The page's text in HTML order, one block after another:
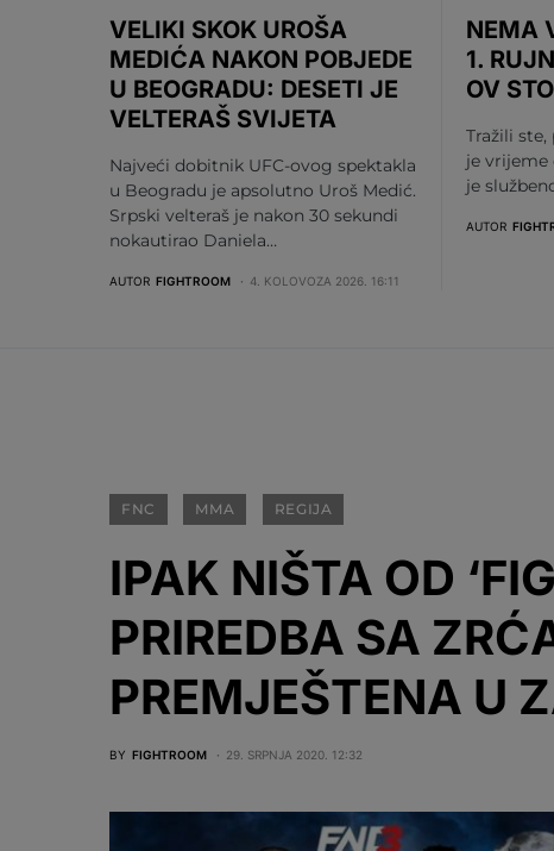
VELIKI SKOK UROŠA
MEDIĆA NAKON POBJEDE
U BEOGRADU: DESETI JE
VELTERAŠ SVIJETA
Najveći dobitnik UFC-ovog spektakla
u Beogradu je apsolutno Uroš Medić.
Srpski velteraš je nakon 30 sekundi
nokautirao Daniela…
AUTOR FIGHTROOM 4. KOLOVOZA 2026. 16:11
NEMA
1.
OV
Tražili
je vrijeme
je
AUTOR
FNC MMA REGIJA
IPAK NIŠTA OD
PRIREDBA SA
PREMJEŠTENA U
BY FIGHTROOM 29. SRPNJA 2020. 12:32